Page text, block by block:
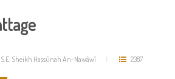
S.E. Sheikh Hassûnah An-Nawâwî 2387